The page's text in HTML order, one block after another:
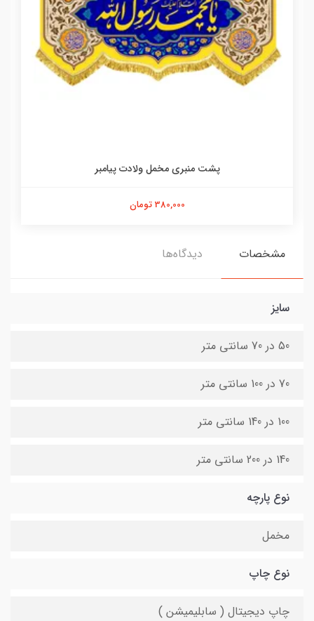
پشت منبری مخمل ولادت پیامبر
380,000 تومان
مشخصات دیدگاه‌ها
سایز
50 در 70 سانتی متر
70 در 100 سانتی متر
100 در 140 سانتی متر
140 در 200 سانتی متر
نوع پارچه
مخمل
نوع چاپ
چاپ دیجیتال ( سابلیمیشن )